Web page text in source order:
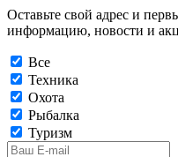
Оставьте свой адрес и
информацию, новости и
Все
Техника
Охота
Рыбалка
Туризм